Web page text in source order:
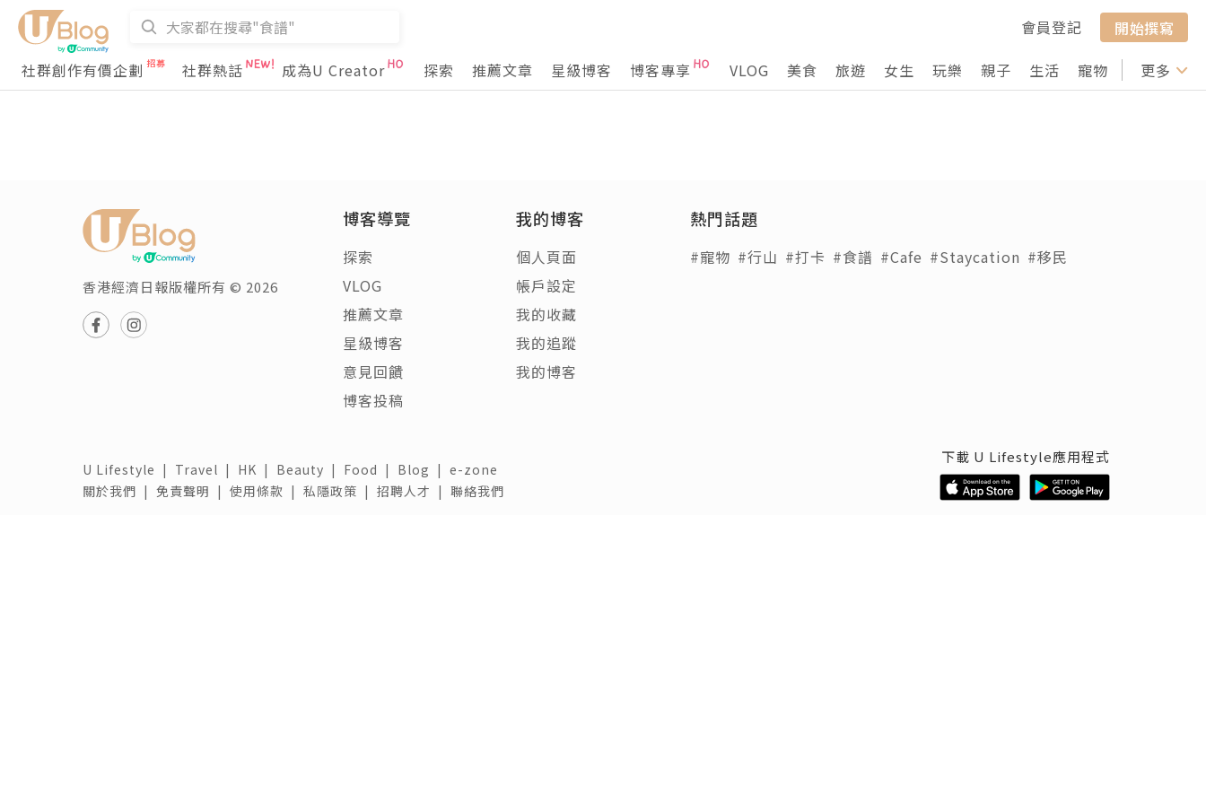
會員登記
開始撰寫
社群創作有價企劃
社群熱話 成為U Creator 探索 推薦文章 星級博客 博客專享 VLOG 美食 旅遊 女生 玩樂 親子 生活 寵物 行山 打卡
更多
香港經濟日報版權所有 © 2026
博客導覽
探索
VLOG
推薦文章
星級博客
意見回饋
博客投稿
我的博客
個人頁面
帳戶設定
我的收藏
我的追蹤
我的博客
熱門話題
#寵物 #行山 #打卡 #食譜 #Cafe #Staycation #移民
U Lifestyle | Travel | HK | Beauty | Food | Blog | e-zone
關於我們 | 免責聲明 | 使用條款 | 私隱政策 | 招聘人才 | 聯絡我們
下載 U Lifestyle應用程式